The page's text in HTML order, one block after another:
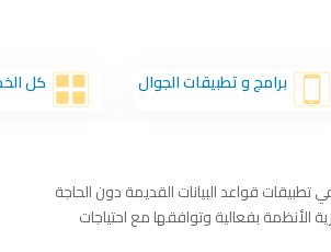
برامج و تطبيقات الجوال كل
قواعد البيانات القديمة دون الحاجة
الأنظمة بفعالية وتوافقها مع احتياجات